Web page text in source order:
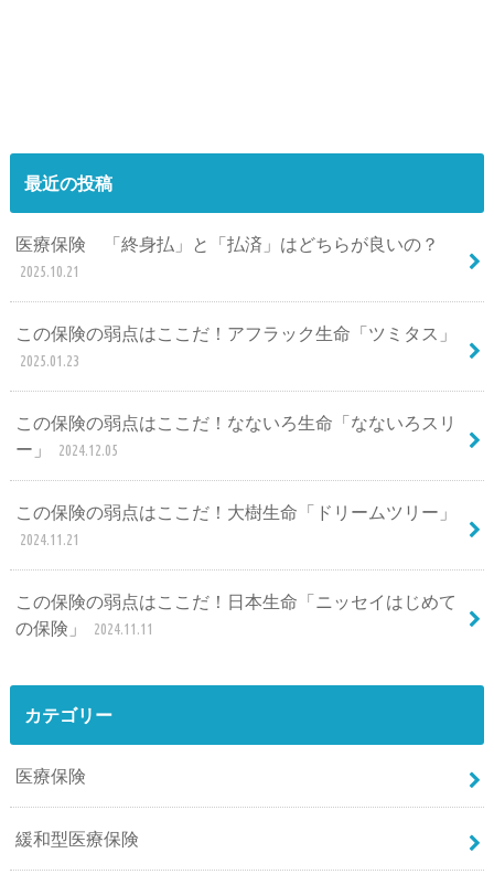
最近の投稿
医療保険 「終身払」と「払済」はどちらが良いの？
2025.10.21
この保険の弱点はここだ！アフラック生命「ツミタス」
2025.01.23
この保険の弱点はここだ！なないろ生命「なないろスリ
ー」
2024.12.05
この保険の弱点はここだ！大樹生命「ドリームツリー」
2024.11.21
この保険の弱点はここだ！日本生命「ニッセイはじめて
の保険」
2024.11.11
カテゴリー
医療保険
緩和型医療保険